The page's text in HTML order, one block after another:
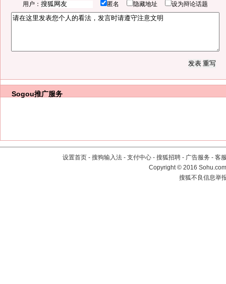
用户： 匿名 隐藏地址 设为辩论话题
Sogou推广服务
设置首页 - 搜狗输入法 - 支付中心 - 搜狐招聘 - 广告服务 - 客
Copyright©2016
搜狐不良信息举